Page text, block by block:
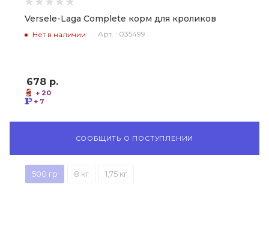
Versele-Laga Complete корм для кроликов
Нет в наличии Арт. : 035499
678 р.
+ 20
+ 7
СООБЩИТЬ О ПОСТУПЛЕНИИ
500 гр 8 кг 1,75 кг